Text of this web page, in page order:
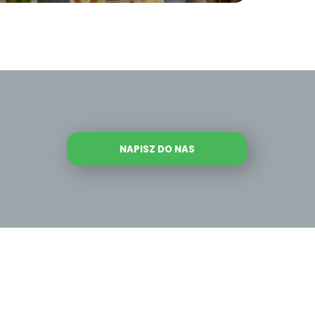
NAPISZ DO NAS